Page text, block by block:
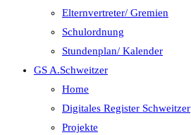
Elternvertreter/ Gremien
Schulordnung
Stundenplan/ Kalender
GS A.Schweitzer
Home
Digitales Register Schweitzer
Projekte